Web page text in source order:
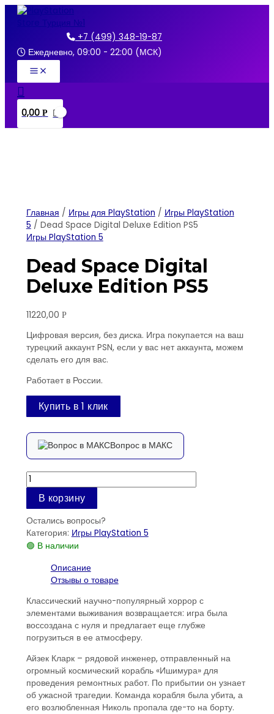
Перейти
+7 (499) 348-19-87
Ежедневно, 09:00 - 22:00 (МСК)
Main
Поиск
0,00Р
Главная / Игры для PlayStation / Игры PlayStation
5 / Dead Space Digital Deluxe Edition PS5
Игры PlayStation 5
Dead Space Digital
Deluxe Edition PS5
11220,00 Р
Цифровая версия, без диска. Игра покупается на ваш
турецкий аккаунт PSN, если у вас нет аккаунта, можем
сделать его для вас.
Работает в России.
Купить в 1 клик
Вопрос в МАКС
Количество
товара
Dead
Digital
Deluxe
Edition
В корзину
Остались вопросы?
Категория: Игры PlayStation 5
🟢 В наличии
Описание
Отзывы о товаре
Классический научно-популярный хоррор с
элементами выживания возвращается: игра была
воссоздана с нуля и предлагает еще глубже
погрузиться в ее атмосферу.‎
Айзек Кларк – рядовой инженер, отправленный на
огромный космический корабль «Ишимура» для
проведения ремонтных работ. По прибытии он узнает
об ужасной трагедии. Команда корабля была убита, а
его возлюбленная Николь пропала где-то на борту.‎